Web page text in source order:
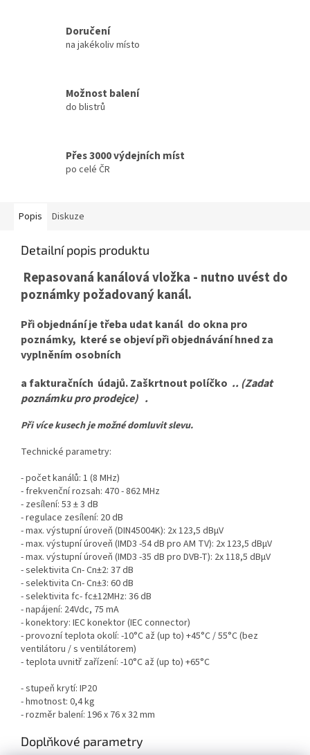
Doručení
na jakékoliv místo
Možnost balení
do blistrů
Přes 3000 výdejních míst
po celé ČR
Popis Diskuze
Detailní popis produktu
Repasovaná kanálová vložka - nutno uvést do
poznámky požadovaný kanál.
Při objednání je třeba udat kanál do okna pro
poznámky, které se objeví při objednávání hned za
vyplněním osobních
a fakturačních údajů. Zaškrtnout políčko .. (Zadat
poznámku pro prodejce) .
Při více kusech je možné domluvit slevu.
Technické parametry:
- počet kanálů: 1 (8 MHz)
- frekvenční rozsah: 470 - 862 MHz
- zesílení: 53 ± 3 dB
- regulace zesílení: 20 dB
- max. výstupní úroveň (DIN45004K): 2x 123,5 dBµV
- max. výstupní úroveň (IMD3 -54 dB pro AM TV): 2x 123,5 dBµV
- max. výstupní úroveň (IMD3 -35 dB pro DVB-T): 2x 118,5 dBµV
- selektivita Cn- Cn±2: 37 dB
- selektivita Cn- Cn±3: 60 dB
- selektivita fc- fc±12MHz: 36 dB
- napájení: 24Vdc, 75 mA
- konektory: IEC konektor (IEC connector)
- provozní teplota okolí: -10°C až (up to) +45°C / 55°C (bez
ventilátoru / s ventilátorem)
- teplota uvnitř zařízení: -10°C až (up to) +65°C
- stupeň krytí: IP20
- hmotnost: 0,4 kg
- rozměr balení: 196 x 76 x 32 mm
Doplňkové parametry